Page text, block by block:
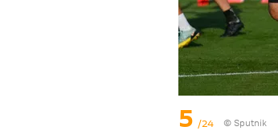
5 /24 © Sputnik